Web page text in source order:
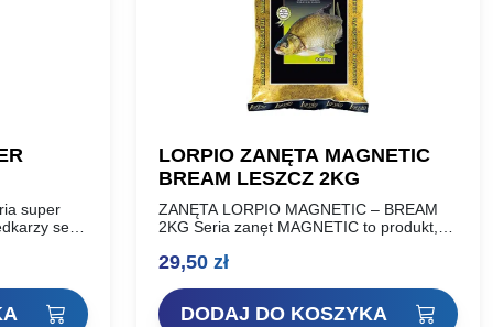
super
seria
LORPIO ZANĘTA MAGNETIC
BREAM LESZCZ 2KG
ZANĘTA LORPIO MAGNETIC – BREAM
2KG Seria zanęt MAGNETIC to produkt,
wprowadzenia do sprzedaży możemy w
29,50 zł
DODAJ DO KOSZYKA